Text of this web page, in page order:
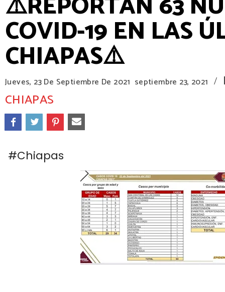
COVID-19 EN LAS
CHIAPAS⚠️
Jueves, 23 De Septiembre De 2021 septiembre 23, 2021 /
CHIAPAS
#Chiapas